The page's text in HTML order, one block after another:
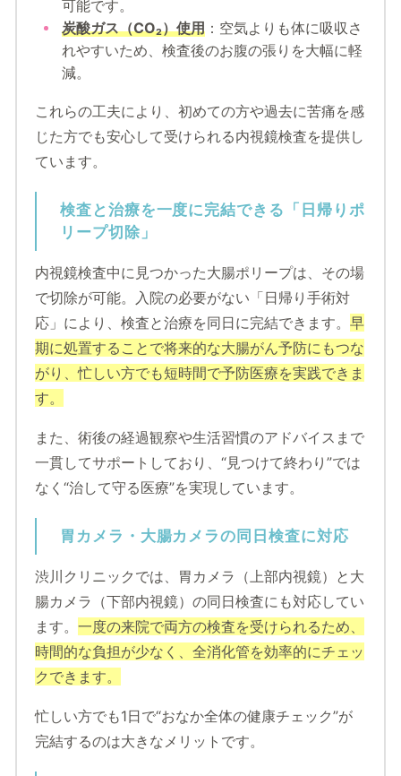
可能です。
炭酸ガス（CO₂）使用 ：空気よりも体に吸収さ
れやすいため、検査後のお腹の張りを大幅に軽
減。
これらの工夫により、初めての方や過去に苦痛を感
じた方でも安心して受けられる内視鏡検査を提供し
ています。
検査と治療を一度に完結できる「日帰りポ
リープ切除」
内視鏡検査中に見つかった大腸ポリープは、その場
で切除が可能。入院の必要がない「日帰り手術対
応」により、検査と治療を同日に完結できます。 早
期に処置することで将来的な大腸がん予防にもつな
がり、忙しい方でも短時間で予防医療を実践できま
す。
また、術後の経過観察や生活習慣のアドバイスまで
一貫してサポートしており、“見つけて終わり”では
なく“治して守る医療”を実現しています。
胃カメラ・大腸カメラの同日検査に対応
渋川クリニックでは、胃カメラ（上部内視鏡）と大
腸カメラ（下部内視鏡）の同日検査にも対応してい
ます。 一度の来院で両方の検査を受けられるため、
時間的な負担が少なく、全消化管を効率的にチェッ
クできます。
忙しい方でも1日で“おなか全体の健康チェック”が
完結するのは大きなメリットです。